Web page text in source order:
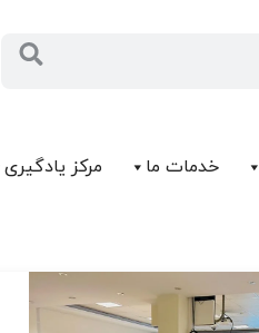
خدمات ما مرکز يادگیری